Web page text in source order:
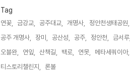
Tag
연꽃, 금강교, 공주대교, 개명사, 정안천생태공원,
공주 개명사,
장미, 공산성, 공주, 정안천,
금서루,
오블완,
연잎, 산책길, 백로, 연못,
메타세쿼이아,
티스토리챌린지,
론볼,